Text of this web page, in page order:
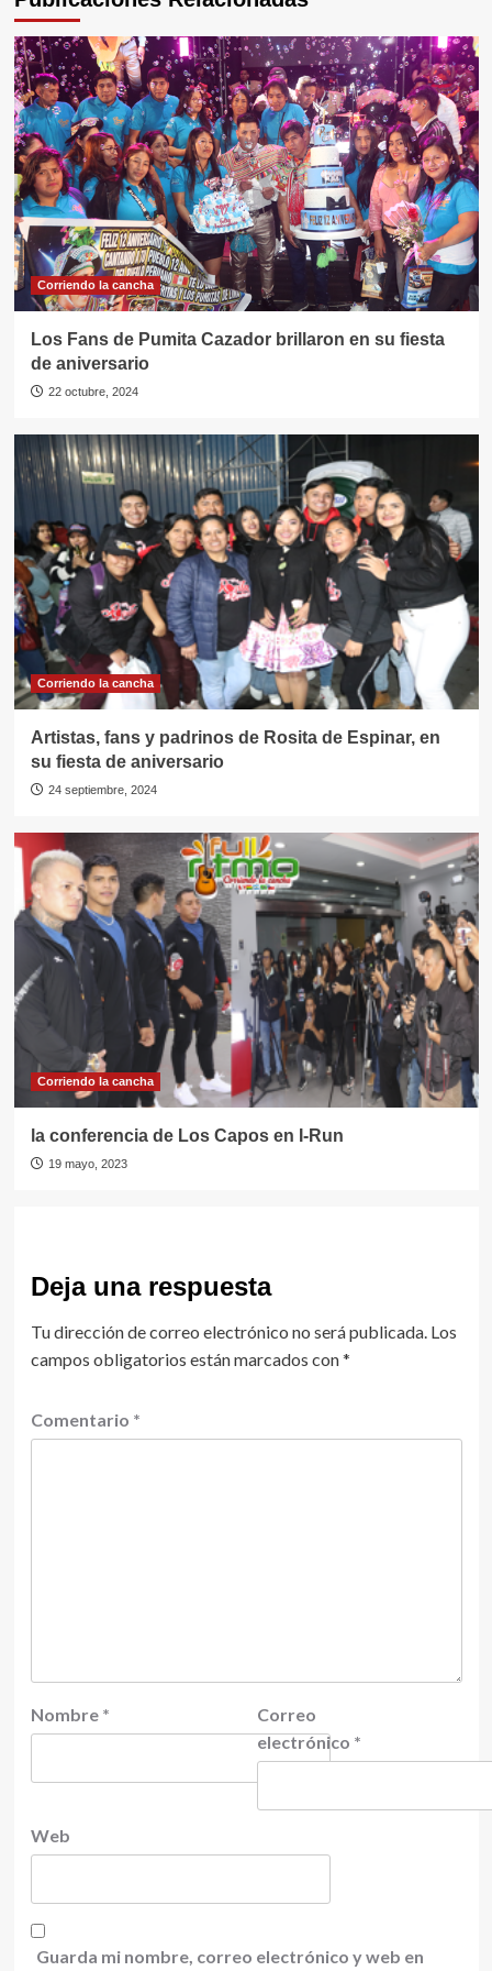
Corriendo la cancha
Los Fans de Pumita Cazador brillaron en su fiesta
de aniversario
22 octubre, 2024
Corriendo la cancha
Artistas, fans y padrinos de Rosita de Espinar, en
su fiesta de aniversario
24 septiembre, 2024
Corriendo la cancha
la conferencia de Los Capos en I-Run
19 mayo, 2023
Deja una respuesta
Tu dirección de correo electrónico no será publicada. Los
campos obligatorios están marcados con*
Comentario *
Nombre *
Correo
electrónico *
Web
Guarda mi nombre, correo electrónico y web en